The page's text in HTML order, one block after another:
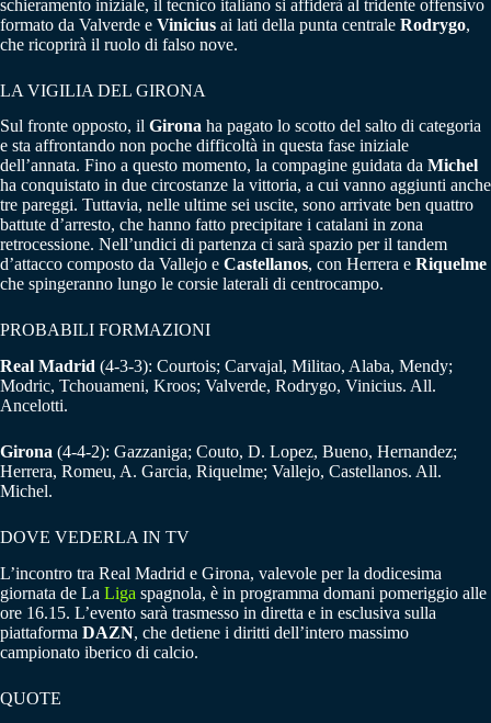
schieramento iniziale, il tecnico italiano si affiderà al tridente offensivo
formato da Valverde e Vinicius ai lati della punta centrale Rodrygo,
che ricoprirà il ruolo di falso nove.
LA VIGILIA DEL GIRONA
Sul fronte opposto, il Girona ha pagato lo scotto del salto di categoria
e sta affrontando non poche difficoltà in questa fase iniziale
dell’annata. Fino a questo momento, la compagine guidata da Michel
ha conquistato in due circostanze la vittoria, a cui vanno aggiunti anche
tre pareggi. Tuttavia, nelle ultime sei uscite, sono arrivate ben quattro
battute d’arresto, che hanno fatto precipitare i catalani in zona
retrocessione. Nell’undici di partenza ci sarà spazio per il tandem
d’attacco composto da Vallejo e Castellanos, con Herrera e Riquelme
che spingeranno lungo le corsie laterali di centrocampo.
PROBABILI FORMAZIONI
Real Madrid (4-3-3): Courtois; Carvajal, Militao, Alaba, Mendy;
Modric, Tchouameni, Kroos; Valverde, Rodrygo, Vinicius. All.
Ancelotti.
Girona (4-4-2): Gazzaniga; Couto, D. Lopez, Bueno, Hernandez;
Herrera, Romeu, A. Garcia, Riquelme; Vallejo, Castellanos. All.
Michel.
DOVE VEDERLA IN TV
L’incontro tra Real Madrid e Girona, valevole per la dodicesima
giornata de La Liga spagnola, è in programma domani pomeriggio alle
ore 16.15. L’evento sarà trasmesso in diretta e in esclusiva sulla
piattaforma DAZN, che detiene i diritti dell’intero massimo
campionato iberico di calcio.
QUOTE